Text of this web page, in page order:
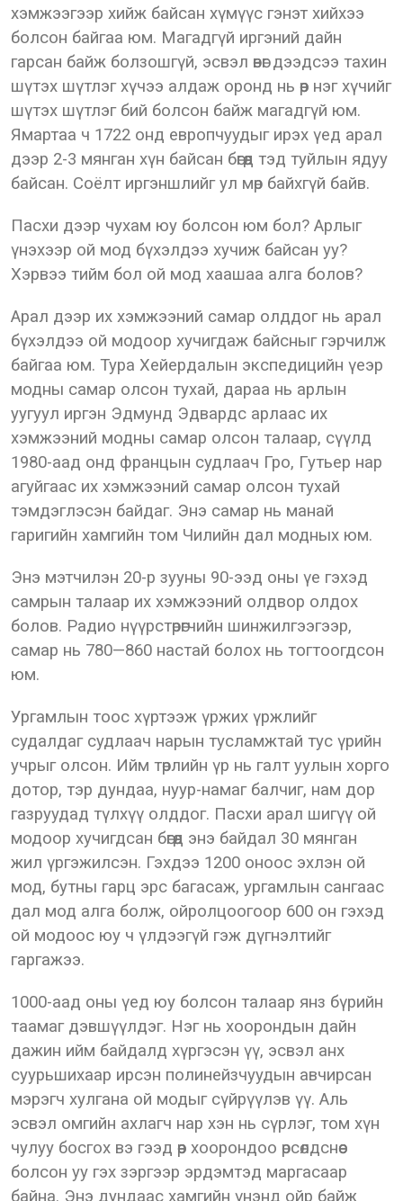
хэмжээгээр хийж байсан хүмүүс гэнэт хийхээ
болсон байгаа юм. Магадгүй иргэний дайн
гарсан байж болзошгүй, эсвэл өвөг дээдсээ тахин
шүтэх шүтлэг хүчээ алдаж оронд нь өөр нэг хүчийг
шүтэх шүтлэг бий болсон байж магадгүй юм.
Ямартаа ч 1722 онд европчуудыг ирэх үед арал
дээр 2-3 мянган хүн байсан бөгөөд тэд туйлын ядуу
байсан. Соёлт иргэншлийг ул мөр байхгүй байв.
Пасхи дээр чухам юу болсон юм бол? Арлыг
үнэхээр ой мод бүхэлдээ хучиж байсан уу?
Хэрвээ тийм бол ой мод хаашаа алга болов?
Арал дээр их хэмжээний самар олддог нь арал
бүхэлдээ ой модоор хучигдаж байсныг гэрчилж
байгаа юм. Тура Хейердалын экспедицийн үеэр
модны самар олсон тухай, дараа нь арлын
уугуул иргэн Эдмунд Эдвардс арлаас их
хэмжээний модны самар олсон талаар, сүүлд
1980-аад онд францын судлаач Гро, Гутьер нар
агуйгаас их хэмжээний самар олсон тухай
тэмдэглэсэн байдаг. Энэ самар нь манай
гаригийн хамгийн том Чилийн дал модных юм.
Энэ мэтчилэн 20-р зууны 90-ээд оны үе гэхэд
самрын талаар их хэмжээний олдвор олдох
болов. Радио нүүрстөрөгчийн шинжилгээгээр,
самар нь 780—860 настай болох нь тогтоогдсон
юм.
Ургамлын тоос хүртээж үржих үржлийг
судалдаг судлаач нарын тусламжтай тус үрийн
учрыг олсон. Ийм төрлийн үр нь галт уулын хорго
дотор, тэр дундаа, нуур-намаг балчиг, нам дор
газруудад түлхүү олддог. Пасхи арал шигүү ой
модоор хучигдсан бөгөөд энэ байдал 30 мянган
жил үргэжилсэн. Гэхдээ 1200 оноос эхлэн ой
мод, бутны гарц эрс багасаж, ургамлын сангаас
дал мод алга болж, ойролцоогоор 600 он гэхэд
ой модоос юу ч үлдээгүй гэж дүгнэлтийг
гаргажээ.
1000-аад оны үед юу болсон талаар янз бүрийн
таамаг дэвшүүлдэг. Нэг нь хоорондын дайн
дажин ийм байдалд хүргэсэн үү, эсвэл анх
суурьшихаар ирсэн полинейзчуудын авчирсан
мэрэгч хулгана ой модыг сүйрүүлэв үү. Аль
эсвэл омгийн ахлагч нар хэн нь сүрлэг, том хүн
чулуу босгох вэ гээд өөр хоорондоо өрсөлдснөөс
болсон уу гэх зэргээр эрдэмтэд маргасаар
байна. Энэ дундаас хамгийн үнэнд ойр байж